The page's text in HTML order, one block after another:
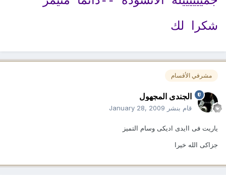
شكرا لك
مشرفي الأقسام
الجندى المجهول
قام بنشر January 28, 2009
ياريت فى اايدى اديكى وسام التميز
جزاكى الله خيرا